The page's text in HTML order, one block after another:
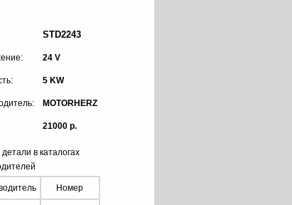
STD2243
24 V
5 KW
MOTORHERZ
21000 р.
в каталогах
Номер